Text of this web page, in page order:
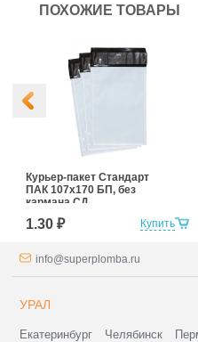
ПОХОЖИЕ ТОВАРЫ
Купить
Курьер-пакет Стандарт
ПАК 107х170 БП, без
кармана СД
1.30 ₽
info@superplomba.ru
УРАЛ
Екатеринбург Челябинск